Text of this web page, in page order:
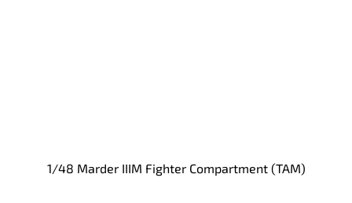
1/48 Marder IIIM Fighter Compartment (TAM)